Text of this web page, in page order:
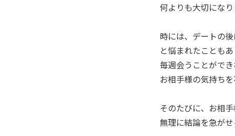
何よりも大切になり
時には、デートの
と悩まれたこともあ
毎週会うことがで
お相手様の気持ち
そのたびに、お相
無理に結論を急が